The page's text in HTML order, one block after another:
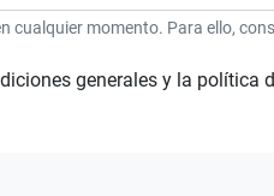
cualquier momento. Para ello,
generales y la política